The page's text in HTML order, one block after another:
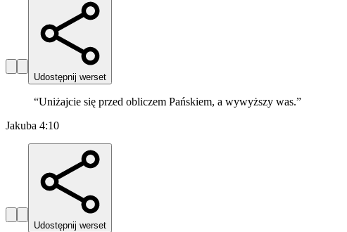
Udostępnij werset
“Uniżajcie się przed obliczem Pańskiem, a wywyższy was.”
Jakuba 4:10
Udostępnij werset